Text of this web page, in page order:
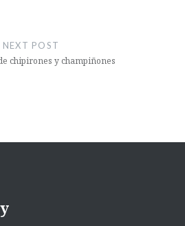
NEXT POST
chipirones y champiñones